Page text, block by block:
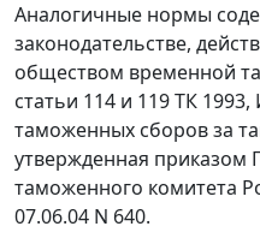
Аналогичные нормы
законодательстве,
обществом временной
статьи 114 и 119ТК 1993,
таможенных сборов за
утвержденная приказом
таможенного комитета
07.06.04 N 640.